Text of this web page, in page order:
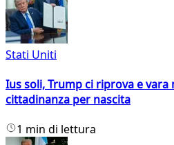
Stati Uniti
Ius soli, Trump ci riprova e
cittadinanza per nascita
1 min di lettura